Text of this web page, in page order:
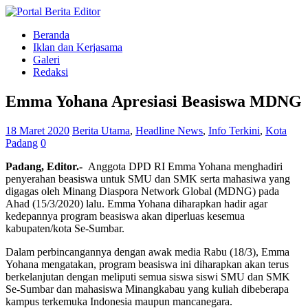
Beranda
Iklan dan Kerjasama
Galeri
Redaksi
Emma Yohana Apresiasi Beasiswa MDNG
18 Maret 2020 Berita Utama, Headline News, Info Terkini, Kota
Padang 0
Padang, Editor.- Anggota DPD RI Emma Yohana menghadiri
penyerahan beasiswa untuk SMU dan SMK serta mahasiwa yang
digagas oleh Minang Diaspora Network Global (MDNG) pada
Ahad (15/3/2020) lalu. Emma Yohana diharapkan hadir agar
kedepannya program beasiswa akan diperluas kesemua
kabupaten/kota Se-Sumbar.
Dalam perbincangannya dengan awak media Rabu (18/3), Emma
Yohana mengatakan, program beasiswa ini diharapkan akan terus
berkelanjutan dengan meliputi semua siswa siswi SMU dan SMK
Se-Sumbar dan mahasiswa Minangkabau yang kuliah dibeberapa
kampus terkemuka Indonesia maupun mancanegara.